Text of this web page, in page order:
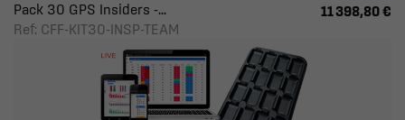
Pack 30 GPS Insiders -...
Ref: CFF-KIT30-INSP-TEAM
11 398,80 €